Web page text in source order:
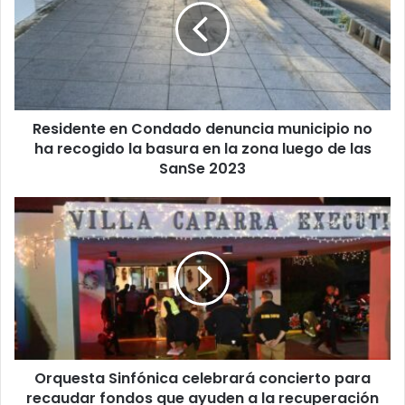
denuncia
municipio
la
basura
las
SanSe
2023
Residente en Condado denuncia municipio no
ha recogido la basura en la zona luego de las
SanSe 2023
Orquesta
Sinfónica
celebrará
concierto
para
recaudar
fondos
que
ayuden
Orquesta Sinfónica celebrará concierto para
recaudar fondos que ayuden a la recuperación